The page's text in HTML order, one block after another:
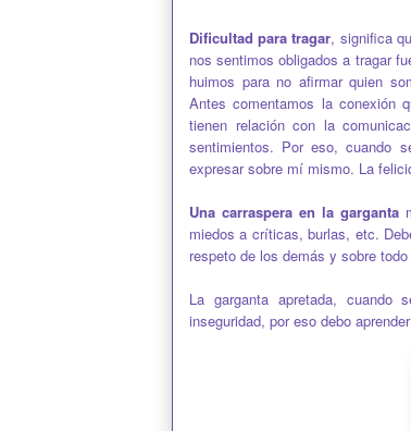
Dificultad para tragar, significa
nos sentimos obligados a tragar
huimos para no afirmar quien
Antes comentamos la conexión
tienen relación con la
sentimientos. Por eso, cuando
expresar sobre mí mismo. La
Una carraspera en la garganta
miedos a críticas, burlas, etc.
respeto de los demás y sobre
La garganta apretada,
inseguridad, por eso debo